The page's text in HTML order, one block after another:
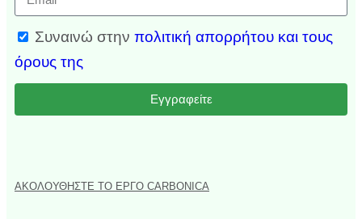
Συναινώ στην πολιτική απορρήτου και τους
όρους της
Εγγραφείτε
ΑΚΟΛΟΥΘΉΣΤΕ ΤΟ ΈΡΓΟ CARBONICA